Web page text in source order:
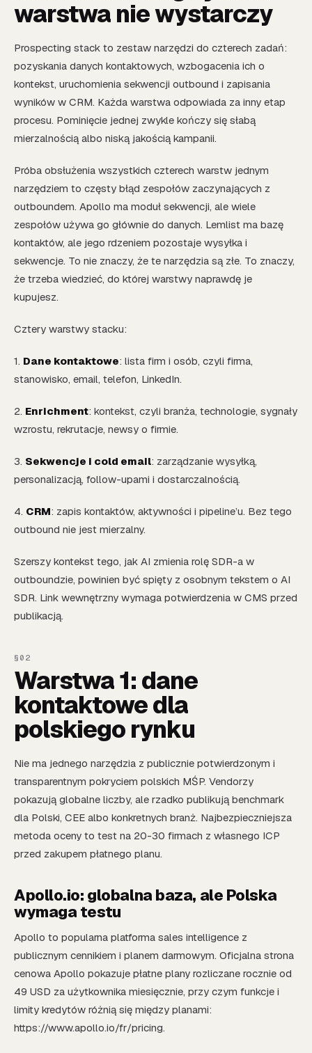
warstwa nie wystarczy
Prospecting stack to zestaw narzędzi do czterech zadań:
pozyskania danych kontaktowych, wzbogacenia ich o
kontekst, uruchomienia sekwencji outbound i zapisania
wyników w CRM. Każda warstwa odpowiada za inny etap
procesu. Pominięcie jednej zwykle kończy się słabą
mierzalnością albo niską jakością kampanii.
Próba obsłużenia wszystkich czterech warstw jednym
narzędziem to częsty błąd zespołów zaczynających z
outboundem. Apollo ma moduł sekwencji, ale wiele
zespołów używa go głównie do danych. Lemlist ma bazę
kontaktów, ale jego rdzeniem pozostaje wysyłka i
sekwencje. To nie znaczy, że te narzędzia są złe. To znaczy,
że trzeba wiedzieć, do której warstwy naprawdę je
kupujesz.
Cztery warstwy stacku:
1. Dane kontaktowe: lista firm i osób, czyli firma,
stanowisko, email, telefon, LinkedIn.
2. Enrichment: kontekst, czyli branża, technologie, sygnały
wzrostu, rekrutacje, newsy o firmie.
3. Sekwencje i cold email: zarządzanie wysyłką,
personalizacją, follow-upami i dostarczalnością.
4. CRM: zapis kontaktów, aktywności i pipeline’u. Bez tego
outbound nie jest mierzalny.
Szerszy kontekst tego, jak AI zmienia rolę SDR-a w
outboundzie, powinien być spięty z osobnym tekstem o AI
SDR. Link wewnętrzny wymaga potwierdzenia w CMS przed
publikacją.
Warstwa 1: dane
kontaktowe dla
polskiego rynku
Nie ma jednego narzędzia z publicznie potwierdzonym i
transparentnym pokryciem polskich MŚP. Vendorzy
pokazują globalne liczby, ale rzadko publikują benchmark
dla Polski, CEE albo konkretnych branż. Najbezpieczniejsza
metoda oceny to test na 20-30 firmach z własnego ICP
przed zakupem płatnego planu.
Apollo.io: globalna baza, ale Polska
wymaga testu
Apollo to popularna platforma sales intelligence z
publicznym cennikiem i planem darmowym. Oficjalna strona
cenowa Apollo pokazuje płatne plany rozliczane rocznie od
49 USD za użytkownika miesięcznie, przy czym funkcje i
limity kredytów różnią się między planami:
https://www.apollo.io/fr/pricing.